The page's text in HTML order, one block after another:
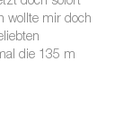
wollte mir doch
die 135 m